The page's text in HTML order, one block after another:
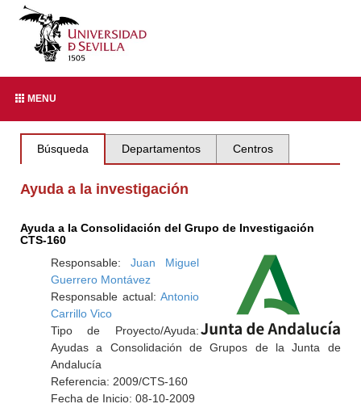
MENU
Búsqueda Departamentos Centros
Ayuda a la investigación
Ayuda a la Consolidación del Grupo de Investigación
CTS-160
Responsable: Juan Miguel
Guerrero Montávez
Responsable actual: Antonio
Carrillo Vico
Tipo de Proyecto/Ayuda:
Ayudas a Consolidación de Grupos de la Junta de
Andalucía
Referencia: 2009/CTS-160
Fecha de Inicio: 08-10-2009